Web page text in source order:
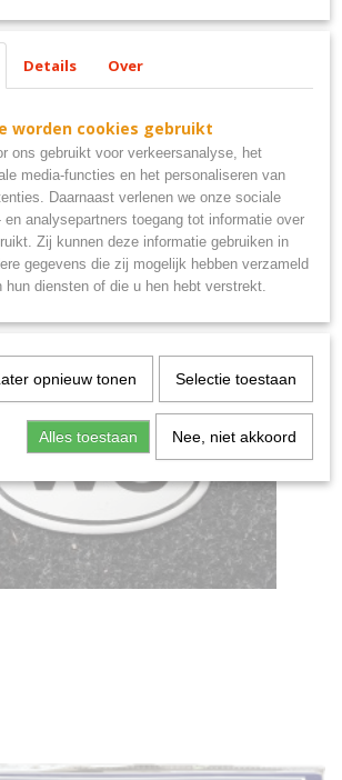
bord metaal 40x10cm
Details Over
worden cookies gebruikt
ons gebruikt voor verkeersanalyse, het
media-functies en het personaliseren van
Daarnaast verlenen we onze sociale
en analysepartners toegang tot informatie over
Zij kunnen deze informatie gebruiken in
gegevens die zij mogelijk hebben verzameld
hun diensten of die u hen hebt verstrekt.
opnieuw tonen Selectie toestaan
Alles toestaan Nee, niet akkoord